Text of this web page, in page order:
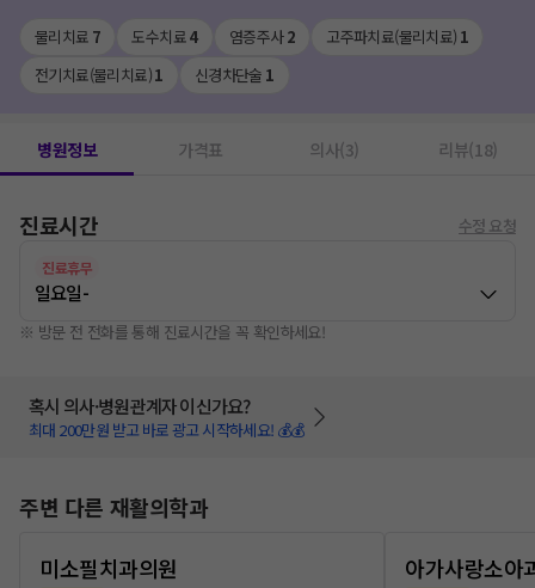
물리치료 7 도수치료4 염증주사2 고주파치료(물리치료) 1
전기치료(물리치료)1 신경차단술 1
병원정보 가격표 의사(3) 리뷰(18)
진료시간 수정 요청
진료휴무
일요일-
※ 방문 전 전화를 통해 진료시간을 꼭 확인하세요!
혹시 의사·병원관계자 이신가요?
최대 200만원 받고 바로 광고 시작하세요! 💰💰
주변 다른 재활의학과
미소필치과의원
아가사랑소아